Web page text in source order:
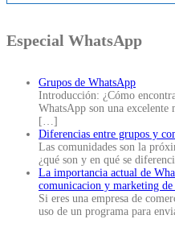
Especial WhatsApp
Grupos de WhatsApp
Introducción: ¿Cómo
WhatsApp son una excelente
[…]
Diferencias entre grupos y
Las comunidades son la
¿qué son y en qué se
La importancia actual de
comunicacion y marketing de
Si eres una empresa de
uso de un programa para